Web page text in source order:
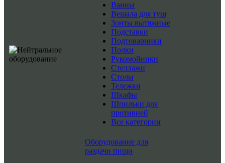
Ванны
Вешала для туш
Зонты вытяжные
Подставки
Подтоварники
Полки
Рукомойники
Стеллажи
Столы
Тележки
Шкафы
Шпильки для
противней
Все категории
Оборудование для
раздачи пищи